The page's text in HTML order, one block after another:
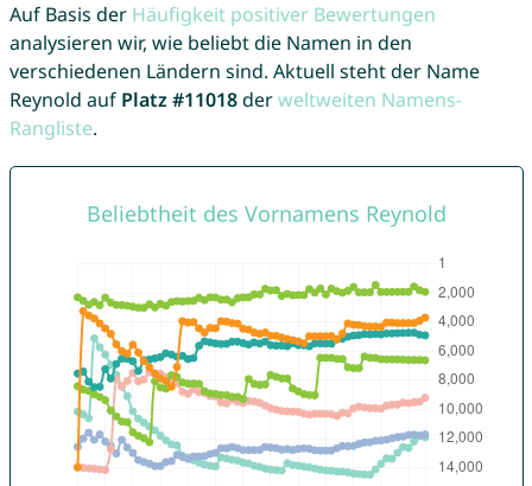
Auf Basis der Häufigkeit positiver Bewertungen
analysieren wir, wie beliebt die Namen in den
verschiedenen Ländern sind. Aktuell steht der Name
Reynold auf Platz #11018derweltweiten Namens-
Rangliste.